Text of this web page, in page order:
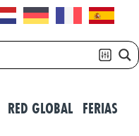
RED GLOBAL FERIAS